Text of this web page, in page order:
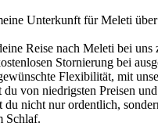
Unterkunft für Meleti
Reise nach Meleti bei uns
Stornierung bei
Flexibilität, mit
von niedrigsten Preisen
du nicht nur ordentlich,
Schlaf.